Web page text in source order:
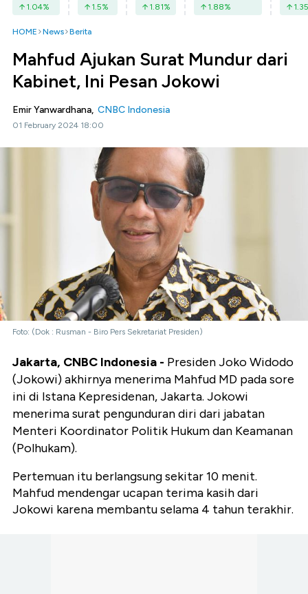
1.04% 1.5% 1.81% 1.88% 1.35
HOME News Berita
Mahfud Ajukan Surat Mundur dari
Kabinet, Ini Pesan Jokowi
Emir Yanwardhana, CNBC Indonesia
01 February 2024 18:00
Foto: (Dok : Rusman - Biro Pers Sekretariat Presiden)
Jakarta, CNBC Indonesia - Presiden Joko Widodo
(Jokowi) akhirnya menerima Mahfud MD pada sore
ini di Istana Kepresidenan, Jakarta. Jokowi
menerima surat pengunduran diri dari jabatan
Menteri Koordinator Politik Hukum dan Keamanan
(Polhukam).
Pertemuan itu berlangsung sekitar 10 menit.
Mahfud mendengar ucapan terima kasih dari
Jokowi karena membantu selama 4 tahun terakhir.